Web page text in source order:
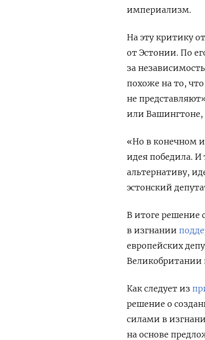
империализм.
На эту критику
от Эстонии. По
за
похоже на то,
не
или Вашингтоне,
«Но в конечном
идея победила. И
альтернативу,
эстонский
В итоге решение
в изгнании
европейских
Великобритании
Как следует из
решение о
силами в
на основе